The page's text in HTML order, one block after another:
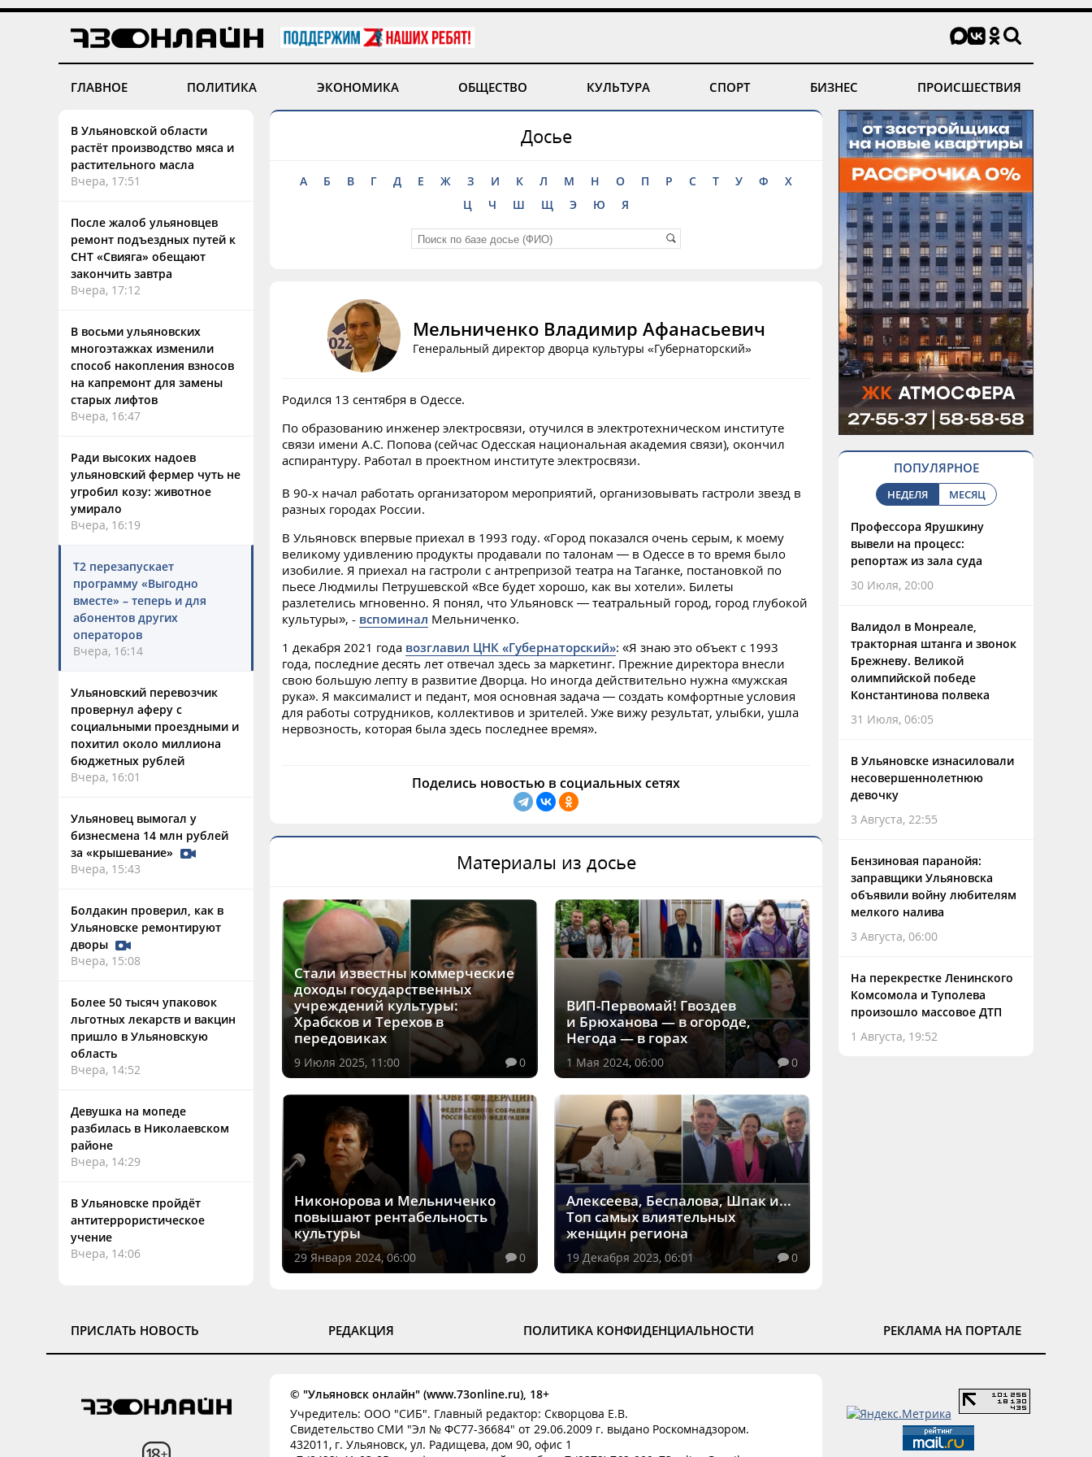
ГЛАВНОЕ ПОЛИТИКА ЭКОНОМИКА ОБЩЕСТВО КУЛЬТУРА СПОРТ БИЗНЕС ПРОИСШЕСТВИЯ
В Ульяновской области
растёт производство мяса и
растительного масла
Вчера, 17:51
После жалоб ульяновцев
ремонт подъездных путей к
СНТ «Свияга» обещают
закончить завтра
Вчера, 17:12
В восьми ульяновских
многоэтажках изменили
способ накопления взносов
на капремонт для замены
старых лифтов
Вчера, 16:47
Ради высоких надоев
ульяновский фермер чуть не
угробил козу: животное
умирало
Вчера, 16:19
Т2 перезапускает
программу «Выгодно
вместе» – теперь и для
абонентов других
операторов
Вчера, 16:14
Ульяновский перевозчик
провернул аферу с
социальными проездными и
похитил около миллиона
бюджетных рублей
Вчера, 16:01
Ульяновец вымогал у
бизнесмена 14 млн рублей
за «крышевание»
Вчера, 15:43
Болдакин проверил, как в
Ульяновске ремонтируют
дворы
Вчера, 15:08
Более 50 тысяч упаковок
льготных лекарств и вакцин
пришло в Ульяновскую
область
Вчера, 14:52
Девушка на мопеде
разбилась в Николаевском
районе
Вчера, 14:29
В Ульяновске пройдёт
антитеррористическое
учение
Вчера, 14:06
Досье
А Б В Г Д Е Ж З И К Л М Н О П Р С Т У Ф
Х
Ц
Ч Ш Щ Э Ю Я
Мельниченко Владимир Афанасьевич
Генеральный директор дворца культуры «Губернаторский»
Родился 13 сентября в Одессе.
По образованию инженер электросвязи, отучился в электротехническом институте
связи имени А.С. Попова (сейчас Одесская национальная академия связи), окончил
аспирантуру. Работал в проектном институте электросвязи.
В 90-х начал работать организатором мероприятий, организовывать гастроли звезд в
разных городах России.
В Ульяновск впервые приехал в 1993 году. «Город показался очень серым, к моему
великому удивлению продукты продавали по талонам — в Одессе в то время было
изобилие. Я приехал на гастроли с антрепризой театра на Таганке, постановкой по
пьесе Людмилы Петрушевской «Все будет хорошо, как вы хотели». Билеты
разлетелись мгновенно. Я понял, что Ульяновск — театральный город, город глубокой
культуры», - вспоминал Мельниченко.
1 декабря 2021 года возглавил ЦНК «Губернаторский»: «Я знаю это объект с 1993
года, последние десять лет отвечал здесь за маркетинг. Прежние директора внесли
свою большую лепту в развитие Дворца. Но иногда действительно нужна «мужская
рука». Я максималист и педант, моя основная задача — создать комфортные условия
для работы сотрудников, коллективов и зрителей. Уже вижу результат, улыбки, ушла
нервозность, которая была здесь последнее время».
Поделись новостью в социальных сетях
Материалы из досье
Стали известны коммерческие
доходы государственных
учреждений культуры:
Храбсков и Терехов в
передовиках
9 Июля 2025, 11:00 0
ВИП-Первомай! Гвоздев
и Брюханова — в огороде,
Негода — в горах
1 Мая 2024, 06:00 0
Никонорова и Мельниченко
повышают рентабельность
культуры
29 Января 2024, 06:00 0
Алексеева, Беспалова, Шпак и...
Топ самых влиятельных
женщин региона
19 Декабря 2023, 06:01 0
ПОПУЛЯРНОЕ
НЕДЕЛЯ МЕСЯЦ
Профессора Ярушкину
вывели на процесс:
репортаж из зала суда
30 Июля, 20:00
Валидол в Монреале,
тракторная штанга и звонок
Брежневу. Великой
олимпийской победе
Константинова полвека
31 Июля, 06:05
В Ульяновске изнасиловали
несовершеннолетнюю
девочку
3 Августа, 22:55
Бензиновая паранойя:
заправщики Ульяновска
объявили войну любителям
мелкого налива
3 Августа, 06:00
На перекрестке Ленинского
Комсомола и Туполева
произошло массовое ДТП
1 Августа, 19:52
ПРИСЛАТЬ НОВОСТЬ РЕДАКЦИЯ ПОЛИТИКА КОНФИДЕНЦИАЛЬНОСТИ РЕКЛАМА НА ПОРТАЛЕ
© "Ульяновск онлайн" (www.73online.ru), 18+
Учредитель: ООО "СИБ". Главный редактор: Скворцова Е.В.
Свидетельство СМИ "Эл № ФС77-36684" от 29.06.2009 г. выдано Роскомнадзором.
432011, г. Ульяновск, ул. Радищева, дом 90, офис 1